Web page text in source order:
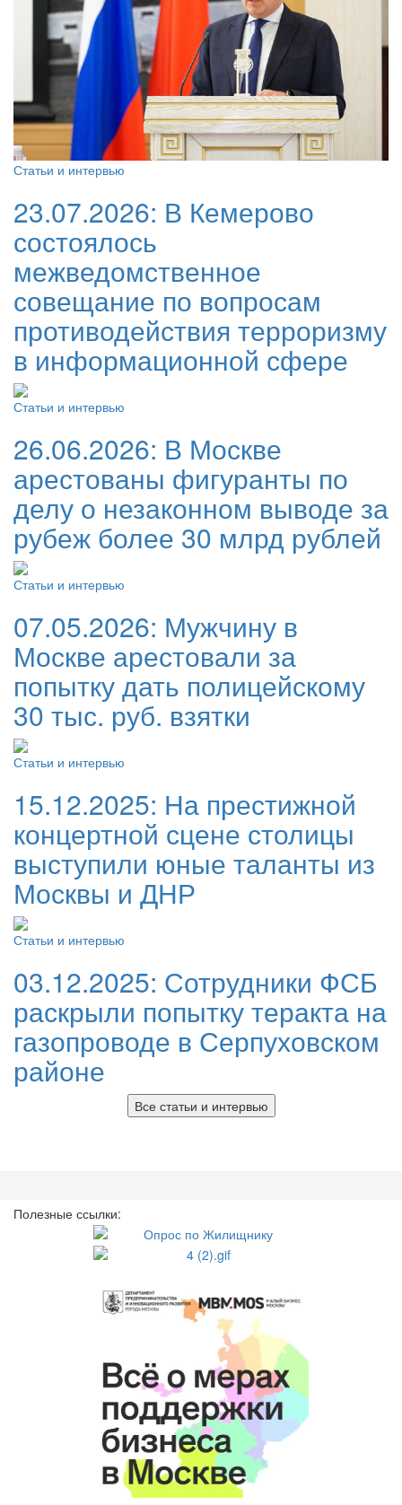
Статьи и интервью
23.07.2026: В Кемерово
состоялось
межведомственное
совещание по вопросам
противодействия терроризму
в информационной сфере
Статьи и интервью
26.06.2026: В Москве
арестованы фигуранты по
делу о незаконном выводе за
рубеж более 30 млрд рублей
Статьи и интервью
07.05.2026: Мужчину в
Москве арестовали за
попытку дать полицейскому
30 тыс. руб. взятки
Статьи и интервью
15.12.2025: На престижной
концертной сцене столицы
выступили юные таланты из
Москвы и ДНР
Статьи и интервью
03.12.2025: Сотрудники ФСБ
раскрыли попытку теракта на
газопроводе в Серпуховском
районе
Все статьи и интервью
Полезные ссылки: